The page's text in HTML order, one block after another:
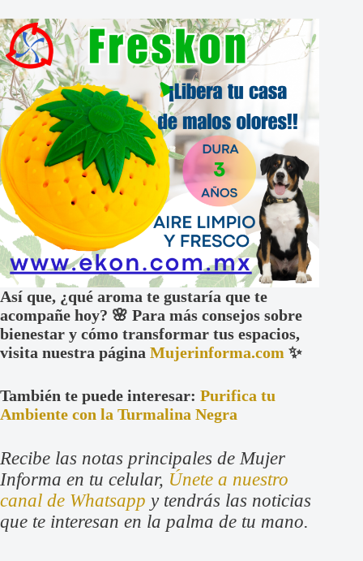
Así que, ¿qué aroma te gustaría que te
acompañe hoy? 🌸 Para más consejos sobre
bienestar y cómo transformar tus espacios,
visita nuestra página Mujerinforma.com ✨
También te puede interesar: Purifica tu
Ambiente con la Turmalina Negra
Recibe las notas principales de Mujer
Informa en tu celular, Únete a nuestro
canal de Whatsapp y tendrás las noticias
que te interesan en la palma de tu mano.